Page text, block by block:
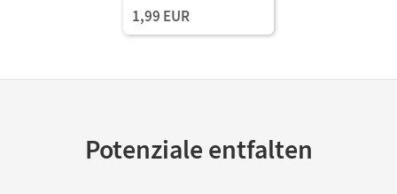
1,99 EUR
Potenziale entfalten